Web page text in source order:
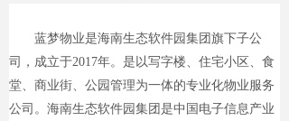
蓝梦物业是海南生态软件园集团旗下子公
司，成立于2017年。是以写字楼、住宅小区、食
堂、商业街、公园管理为一体的专业化物业服务
公司。海南生态软件园集团是中国电子信息产业